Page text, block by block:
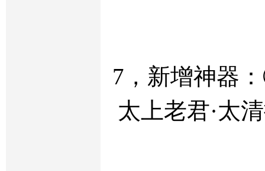
7，新增神器
太上老君·太